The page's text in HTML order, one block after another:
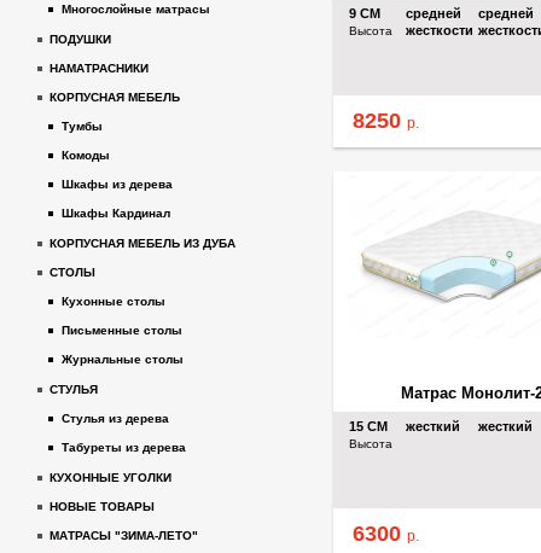
8250 р.
9 СМ
Высота
средней
жесткости
средней
6300 р.
Матрас Монолит-
15 СМ
Высота
жесткий жесткий
Многослойные матрасы
ПОДУШКИ
НАМАТРАСНИКИ
КОРПУСНАЯ МЕБЕЛЬ
Тумбы
Комоды
Шкафы из дерева
Шкафы Кардинал
КОРПУСНАЯ МЕБЕЛЬ ИЗ ДУБА
СТОЛЫ
Кухонные столы
Письменные столы
Журнальные столы
СТУЛЬЯ
Стулья из дерева
Табуреты из дерева
КУХОННЫЕ УГОЛКИ
НОВЫЕ ТОВАРЫ
МАТРАСЫ "ЗИМА-ЛЕТО"